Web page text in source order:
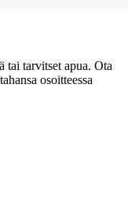
tai tarvitset apua. Ota
osoitteessa